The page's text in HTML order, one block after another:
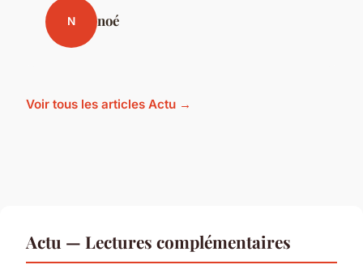
N noé
Voir tous les articles Actu →
Actu — Lectures complémentaires